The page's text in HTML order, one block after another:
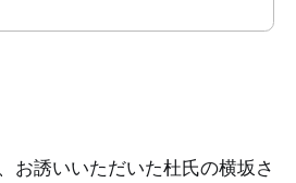
お誘いいただいた杜氏の横坂さ